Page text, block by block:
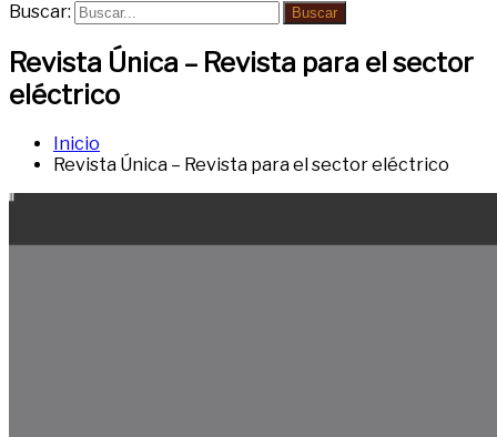
Buscar: Buscar
Revista Única – Revista para el sector
eléctrico
Inicio
Revista Única – Revista para el sector eléctrico